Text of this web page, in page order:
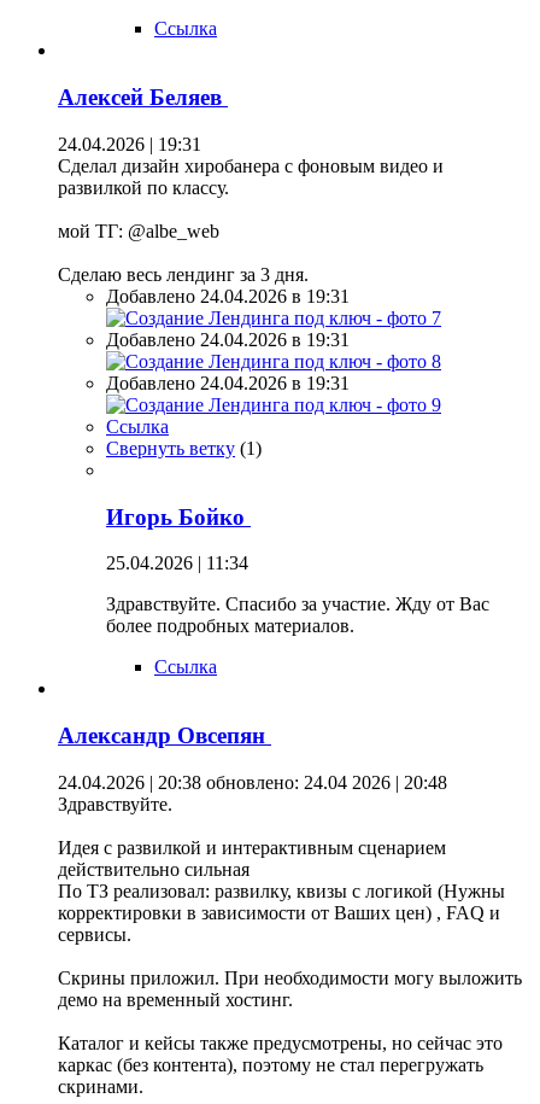
Ссылка
Алексей Беляев
24.04.2026 | 19:31
Сделал дизайн хиробанера с фоновым видео и
развилкой по классу.
мой ТГ: @albe_web
Сделаю весь лендинг за 3 дня.
Добавлено 24.04.2026 в 19:31
Добавлено 24.04.2026 в 19:31
Добавлено 24.04.2026 в 19:31
Ссылка
Свернуть ветку (1)
Игорь Бойко
25.04.2026 | 11:34
Здравствуйте. Спасибо за участие. Жду от Вас
более подробных материалов.
Ссылка
Александр Овсепян
24.04.2026 | 20:38 обновлено: 24.04 2026 | 20:48
Здравствуйте.
Идея с развилкой и интерактивным сценарием
действительно сильная
По ТЗ реализовал: развилку, квизы с логикой (Нужны
корректировки в зависимости от Ваших цен) , FAQ и
сервисы.
Скрины приложил. При необходимости могу выложить
демо на временный хостинг.
Каталог и кейсы также предусмотрены, но сейчас это
каркас (без контента), поэтому не стал перегружать
скринами.